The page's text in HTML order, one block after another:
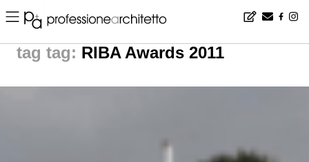
Home ▪ news ▪ tag: RIBA Awards 2011 | noticias arquitectura
tag: RIBA Awards 2011